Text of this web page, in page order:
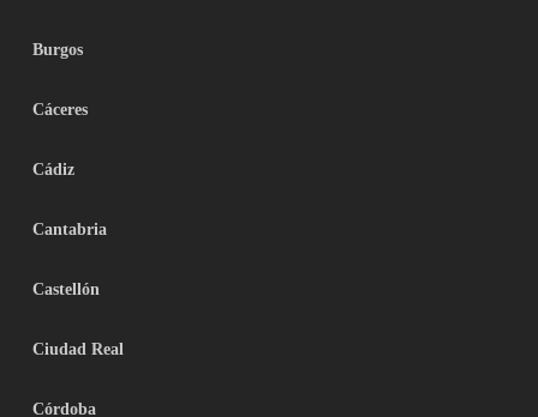
Burgos
Cáceres
Cádiz
Cantabria
Castellón
Ciudad Real
Córdoba